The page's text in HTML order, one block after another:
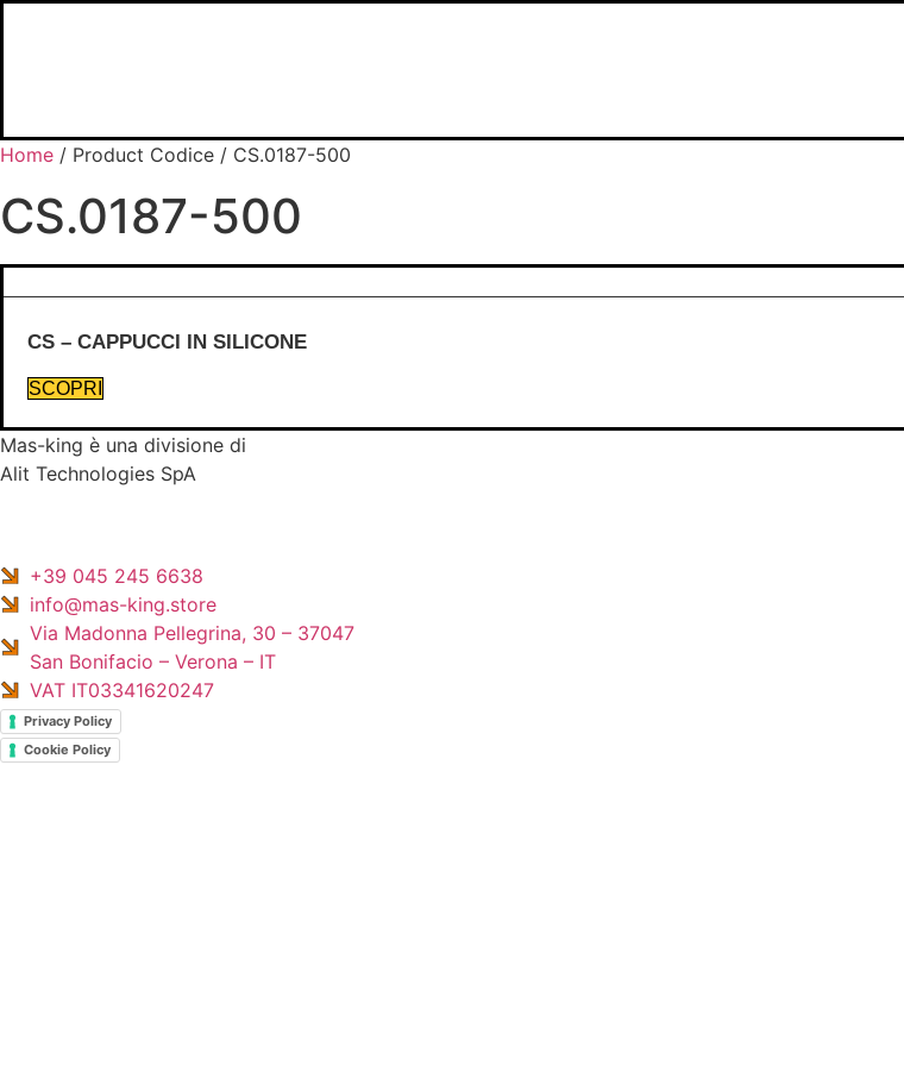
Home / Product Codice / CS.0187-500
CS.0187-500
CS – CAPPUCCI IN SILICONE
SCOPRI
Mas-king è una divisione di
Alit Technologies SpA
+39 045 245 6638
info@mas-king.store
Via Madonna Pellegrina, 30 – 37047
San Bonifacio – Verona – IT
VAT IT03341620247
Privacy Policy
Cookie Policy